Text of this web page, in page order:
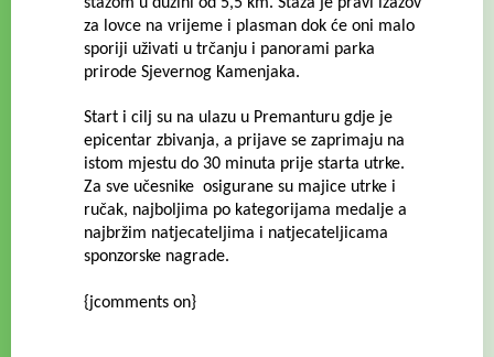
za lovce na vrijeme i plasman dok će oni malo
sporiji uživati u trčanju i panorami parka
prirode Sjevernog Kamenjaka.
Start i cilj su na ulazu u Premanturu gdje je
epicentar zbivanja, a prijave se zaprimaju na
istom mjestu do 30 minuta prije starta utrke.
Za sve učesnike osigurane su majice utrke i
ručak, najboljima po kategorijama medalje a
najbržim natjecateljima i natjecateljicama
sponzorske nagrade.
{jcomments on}